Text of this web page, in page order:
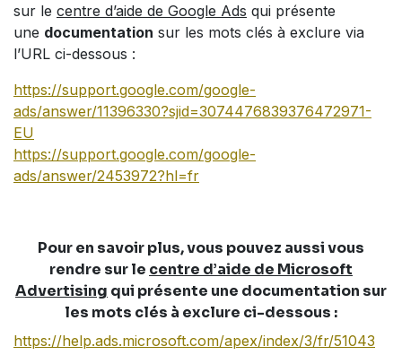
sur le centre d’aide de Google Ads qui présente
une documentation sur les mots clés à exclure via
l’URL ci-dessous :
https://support.google.com/google-
ads/answer/11396330?sjid=3074476839376472971-
EU
https://support.google.com/google-
ads/answer/2453972?hl=fr
Pour en savoir plus, vous pouvez aussi vous
rendre sur le centre d’aide de Microsoft
Advertising qui présente une documentation sur
les mots clés à exclure ci-dessous :
https://help.ads.microsoft.com/apex/index/3/fr/51043